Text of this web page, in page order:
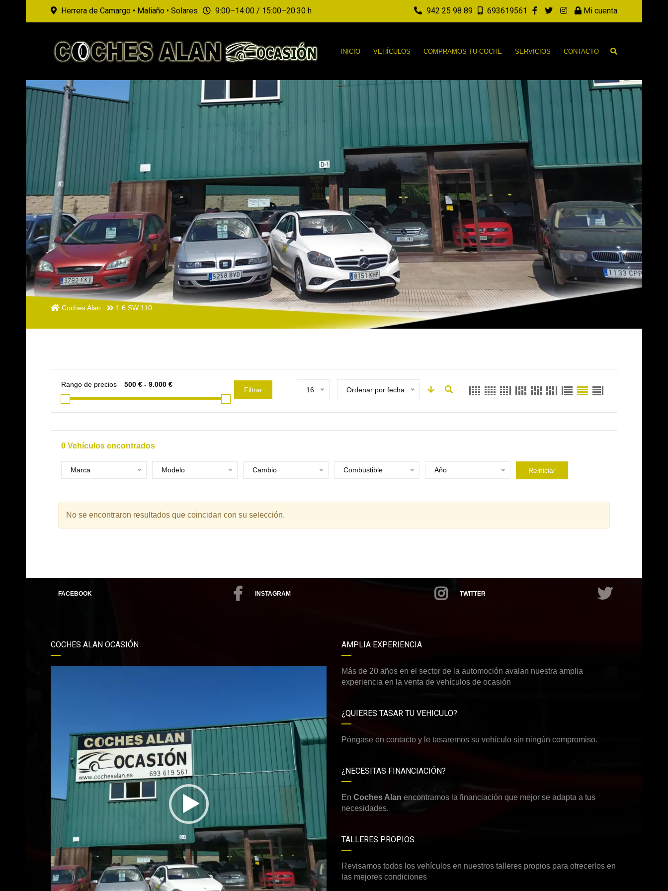
Herrera de Camargo • Maliaño • Solares 9:00–14:00 / 15:00–20:30 h 942 25 98 89 693619561 Mi cuenta
INICIO VEHÍCULOS COMPRAMOS TU COCHE SERVICIOS CONTACTO
Coches Alan 1.6 SW 110
Rango de precios
Filtrar 16 Ordenar por fecha
0 Vehículos encontrados
Marca Modelo Cambio Combustible Año Reiniciar
No se encontraron resultados que coincidan con su selección.
FACEBOOK INSTAGRAM TWITTER
COCHES ALAN OCASIÓN AMPLIA EXPERIENCIA
Más de 20 años en el sector de la automoción avalan nuestra amplia
experiencia en la venta de vehículos de ocasión
¿QUIERES TASAR TU VEHICULO?
Póngase en contacto y le tasaremos su vehículo sin ningún compromiso.
¿NECESITAS FINANCIACIÓN?
En Coches Alan encontramos la financiación que mejor se adapta a tus
necesidades.
TALLERES PROPIOS
Revisamos todos los vehículos en nuestros talleres propios para ofrecerlos en
las mejores condiciones